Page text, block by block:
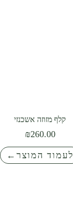
קלף מזוזה אשכנזי
₪260.00
לעמוד המוצר←